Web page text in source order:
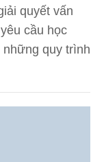
quyết vấn
cầu học
quy trình